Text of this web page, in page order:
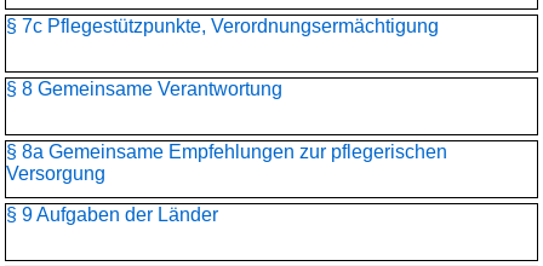
§ 7c Pflegestützpunkte, Verordnungsermächtigung
§ 8 Gemeinsame Verantwortung
§ 8a Gemeinsame Empfehlungen zur pflegerischen
Versorgung
§ 9 Aufgaben der Länder